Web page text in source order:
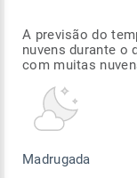
A previsão do
nuvens durante o
com muitas
Madrugada